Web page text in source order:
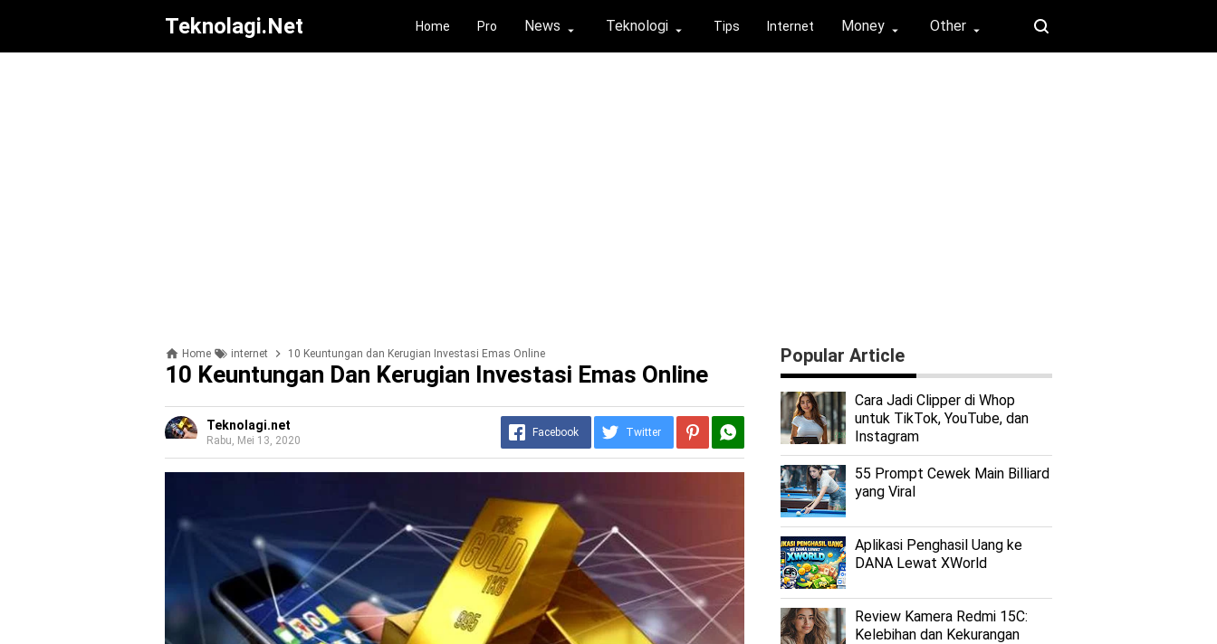
Teknolagi.net Home Pro News ⏶ Teknologi ⏶ Tips Internet Money ⏶ Other ⏶
Home internet 10 Keuntungan dan Kerugian Investasi Emas Online
10 Keuntungan Dan Kerugian Investasi Emas Online
Teknolagi.net
Rabu, Mei 13, 2020
Facebook Twitter
Popular Article
Cara Jadi Clipper di Whop
untuk TikTok, YouTube, dan
Instagram
55 Prompt Cewek Main Billiard
yang Viral
Aplikasi Penghasil Uang ke
DANA Lewat XWorld
Review Kamera Redmi 15C:
Kelebihan dan Kekurangan